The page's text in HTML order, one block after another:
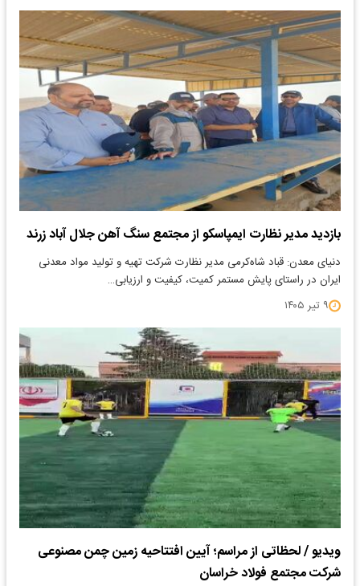
بازدید مدیر نظارت ایمپاسکو از مجتمع سنگ آهن جلال‌ آباد زرند
دنیای معدن: قباد شاه‌کرمی مدیر نظارت شرکت تهیه و تولید مواد معدنی
ایران در راستای پایش مستمر کمیت، کیفیت و ارزیابی…
۹ تیر ۱۴۰۵
ویدیو / لحظاتی از مراسم؛ آیین افتتاحیه زمین چمن مصنوعی
شرکت مجتمع فولاد خراسان